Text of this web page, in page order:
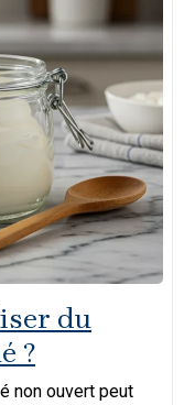
du
?
non ouvert peut